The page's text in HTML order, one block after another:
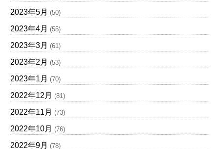
2023年5月 (50)
2023年4月 (55)
2023年3月 (61)
2023年2月 (53)
2023年1月 (70)
2022年12月 (81)
2022年11月 (73)
2022年10月 (76)
2022年9月 (78)